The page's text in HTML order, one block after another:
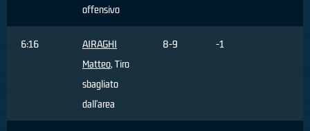
offensivo
6:16
AIRAGHI
Matteo, Tiro
sbagliato
dall'area
8-9 -1